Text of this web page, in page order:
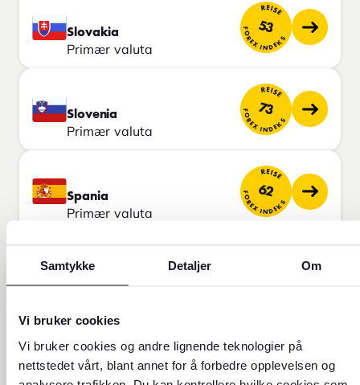
Samtykke Detaljer Om
Vi bruker cookies
Vi bruker cookies og andre lignende teknologier på
nettstedet vårt, blant annet for å forbedre opplevelsen og
Slovakia
Primær valuta
REISE
53
FOREX INDEKS
Slovenia
Primær valuta
REISE
73
FOREX INDEKS
Spania
Primær valuta
REISE
62
FOREX INDEKS
Vatikanstaten
Primær valuta